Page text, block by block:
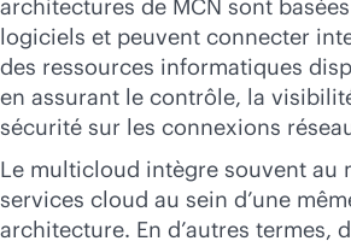
architectures de MCN sont
logiciels et peuvent connecter
des ressources informatiques
en assurant le contrôle, la
sécurité sur les connexions
Le multicloud intègre souvent au
services cloud au sein d’une
architecture. En d’autres termes,